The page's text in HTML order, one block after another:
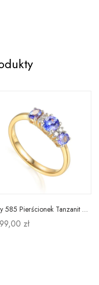
Złoty 585 Pierścionek Tanzanit Diamenty Grawer
zł